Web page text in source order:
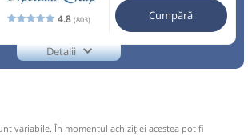
4.8 (803) Cumpără
Detalii
variabile. În momentul achiziției acestea pot fi